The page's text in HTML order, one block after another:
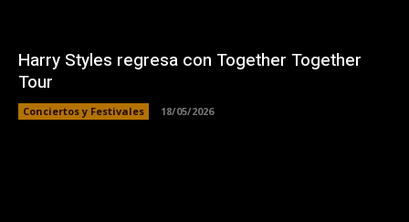
Harry Styles regresa con Together Together
Tour
Conciertos y Festivales 18/05/2026